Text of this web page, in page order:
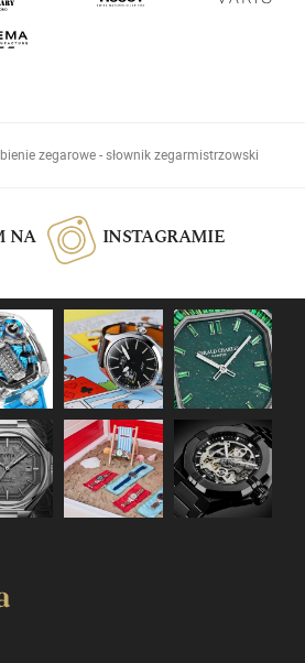
zegarowe - słownik zegarmistrzowski
NA INSTAGRAMIE